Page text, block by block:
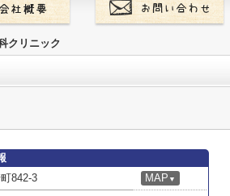
クリニック
842-3 MAP ▼